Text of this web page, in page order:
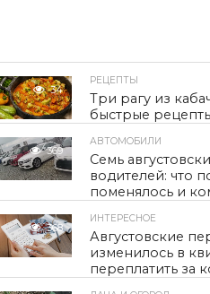
34
РЕЦЕПТЫ
Три рагу из
быстрые
369
АВТОМОБИЛИ
Семь
водителей: что
поменялось и
368
ИНТЕРЕСНОЕ
Августовские
изменилось в
переплатить за